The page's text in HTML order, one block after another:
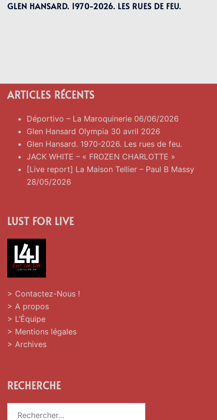
GLEN HANSARD. 1970-2026. LES RUES DE FEU.
ARTICLES RÉCENTS
Déportivo – La Maroquinerie 06/06/2026
Glen Hansard Olympia 30 avril 2026
Glen Hansard. 1970-2026. Les rues de feu.
JACK WHITE – « FROZEN CHARLOTTE »
[Live report] La Maison Tellier – Paul B Massy
28/05/2026
LUST FOR LIVE
> Contactez-Nous !
> A propos
> L’Équipe
> Mentions légales
> Archives
RECHERCHE